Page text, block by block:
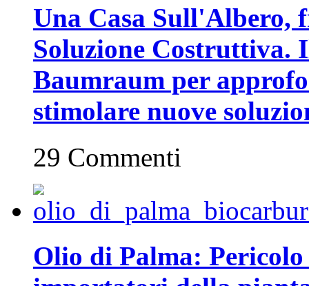
Una Casa Sull'Albero,
Soluzione Costruttiva.
Baumraum per
stimolare nuove
29 Commenti
Olio di Palma: